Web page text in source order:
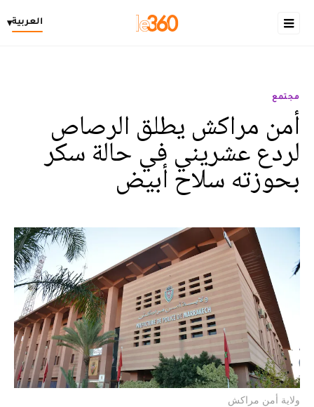
العربية▾
مجتمع
أمن مراكش يطلق الرصاص
لردع عشريني في حالة سكر
بحوزته سلاح أبيض
ولاية أمن مراكش